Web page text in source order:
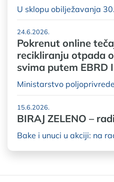
U sklopu obilježavanja
24.6.2026.
Pokrenut online
recikliranju otpada
svima putem EBRD
Ministarstvo
15.6.2026.
BIRAJ ZELENO –
Bake i unuci u akciji: na